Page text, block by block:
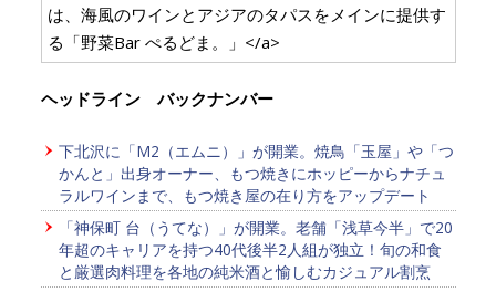
は、海風のワインとアジアのタパスをメインに提供す
る「野菜Bar ぺるどま。」</a>
ヘッドライン バックナンバー
下北沢に「M2（エムニ）」が開業。焼鳥「玉屋」や「つ
かんと」出身オーナー、もつ焼きにホッピーからナチュ
ラルワインまで、もつ焼き屋の在り方をアップデート
「神保町 台（うてな）」が開業。老舗「浅草今半」で20
年超のキャリアを持つ40代後半2人組が独立！旬の和食
と厳選肉料理を各地の純米酒と愉しむカジュアル割烹